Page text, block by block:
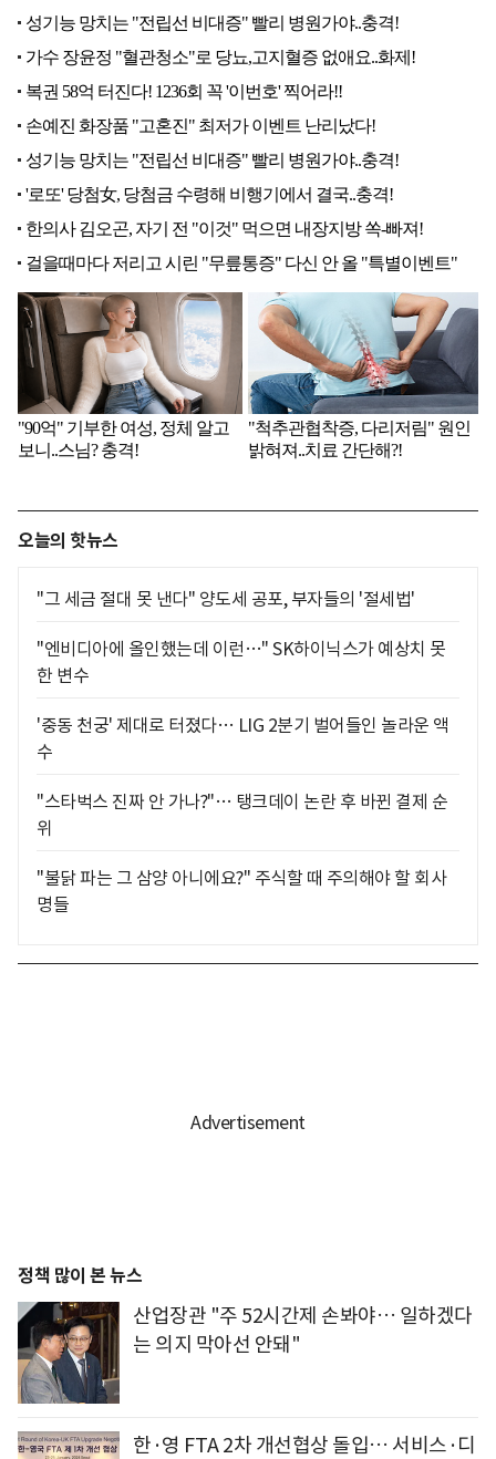
오늘의 핫뉴스
"그 세금 절대 못 낸다" 양도세 공포, 부자들의 '절세법'
"엔비디아에 올인했는데 이런…" SK하이닉스가 예상치 못
한 변수
'중동 천궁' 제대로 터졌다… LIG 2분기 벌어들인 놀라운 액
수
"스타벅스 진짜 안 가나?"… 탱크데이 논란 후 바뀐 결제 순
위
"불닭 파는 그 삼양 아니에요?" 주식할 때 주의해야 할 회사
명들
정책 많이 본 뉴스
산업장관 "주 52시간제 손봐야… 일하겠다
는 의지 막아선 안돼"
한·영 FTA 2차 개선협상 돌입… 서비스·디